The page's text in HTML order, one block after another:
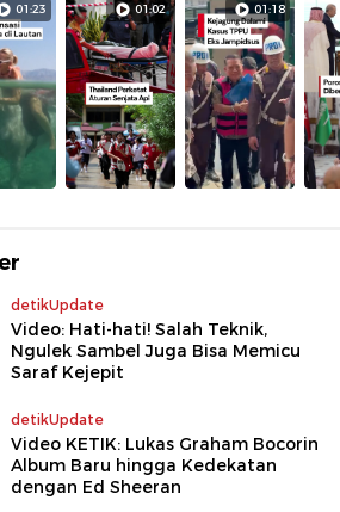
01:23 01:02 01:18
detikUpdate
Video: Hati-hati! Salah Teknik,
Ngulek Sambel Juga Bisa Memicu
Saraf Kejepit
detikUpdate
Video KETIK: Lukas Graham Bocorin
Album Baru hingga Kedekatan
dengan Ed Sheeran